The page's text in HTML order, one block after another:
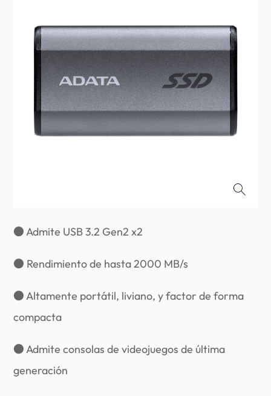
● Admite USB 3.2 Gen2 x2
● Rendimiento de hasta 2000 MB/s
● Altamente portátil, liviano, y factor de forma
compacta
● Admite consolas de videojuegos de última
generación